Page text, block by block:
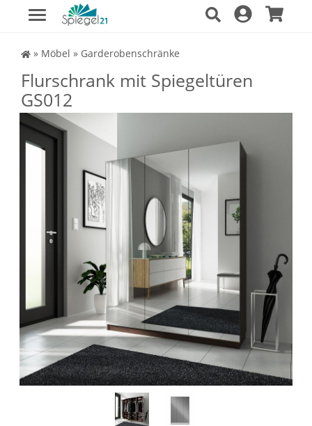
Spiegel Shop
» Möbel » Garderobenschränke
Flurschrank mit Spiegeltüren
GS012